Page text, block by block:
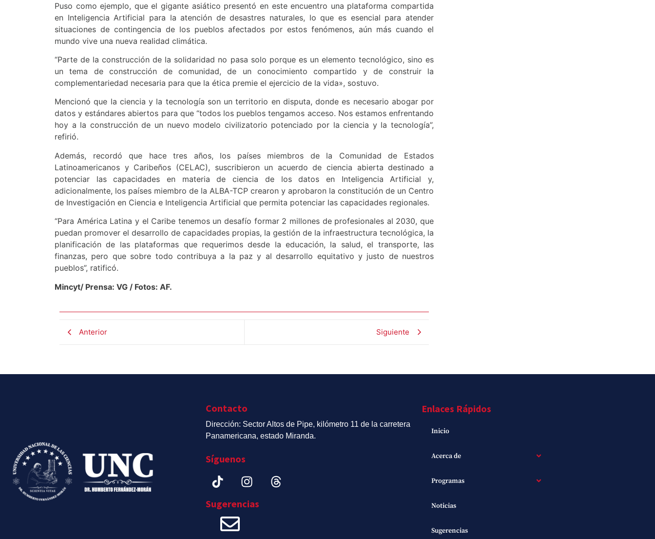
Puso como ejemplo, que el gigante asiático presentó en este encuentro una plataforma compartida
en Inteligencia Artificial para la atención de desastres naturales, lo que es esencial para atender
situaciones de contingencia de los pueblos afectados por estos fenómenos, aún más cuando el
mundo vive una nueva realidad climática.
“Parte de la construcción de la solidaridad no pasa solo porque es un elemento tecnológico, sino es
un tema de construcción de comunidad, de un conocimiento compartido y de construir la
complementariedad necesaria para que la ética premie el ejercicio de la vida», sostuvo.
Mencionó que la ciencia y la tecnología son un territorio en disputa, donde es necesario abogar por
datos y estándares abiertos para que “todos los pueblos tengamos acceso. Nos estamos enfrentando
hoy a la construcción de un nuevo modelo civilizatorio potenciado por la ciencia y la tecnología”,
refirió.
Además, recordó que hace tres años, los países miembros de la Comunidad de Estados
Latinoamericanos y Caribeños (CELAC), suscribieron un acuerdo de ciencia abierta destinado a
potenciar las capacidades en materia de ciencia de los datos en Inteligencia Artificial y,
adicionalmente, los países miembro de la ALBA-TCP crearon y aprobaron la constitución de un Centro
de Investigación en Ciencia e Inteligencia Artificial que permita potenciar las capacidades regionales.
“Para América Latina y el Caribe tenemos un desafío formar 2 millones de profesionales al 2030, que
puedan promover el desarrollo de capacidades propias, la gestión de la infraestructura tecnológica, la
planificación de las plataformas que requerimos desde la educación, la salud, el transporte, las
finanzas, pero que sobre todo contribuya a la paz y al desarrollo equitativo y justo de nuestros
pueblos”, ratificó.
Mincyt/ Prensa: VG / Fotos: AF.
Anterior Siguiente
Contacto
Dirección: Sector Altos de Pipe, kilómetro 11 de la carretera
Panamericana, estado Miranda.
Síguenos
Sugerencias
Enlaces Rápidos
Inicio
Acerca de
Programas
Noticias
Sugerencias